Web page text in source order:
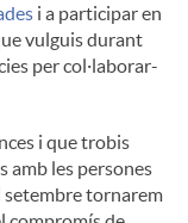
i a participar en
vulguis durant
per col·laborar-
i que trobis
amb les persones
setembre tornarem